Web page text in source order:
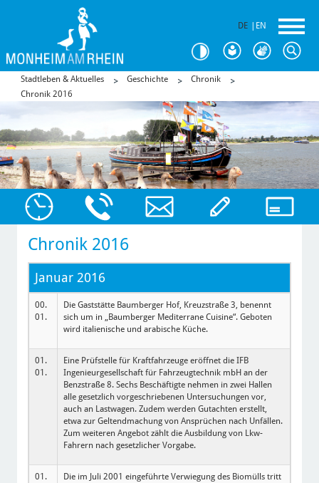
DE EN
Stadtleben & Aktuelles Geschichte
Chronik
Chronik 2016
Chronik 2016
Januar 2016
00.
01.
Die Gaststätte Baumberger Hof, Kreuzstraße 3, benennt
sich um in „Baumberger Mediterrane Cuisine“. Geboten
wird italienische und arabische Küche.
01.
01.
Eine Prüfstelle für Kraftfahrzeuge eröffnet die IFB
Ingenieurgesellschaft für Fahrzeugtechnik mbH an der
Benzstraße 8. Sechs Beschäftigte nehmen in zwei Hallen
alle gesetzlich vorgeschriebenen Untersuchungen vor,
auch an Lastwagen. Zudem werden Gutachten erstellt,
etwa zur Geltendmachung von Ansprüchen nach Unfällen.
Zum weiteren Angebot zählt die Ausbildung von Lkw-
Fahrern nach gesetzlicher Vorgabe.
01.
Die im Juli 2001 eingeführte Verwiegung des Biomülls tritt